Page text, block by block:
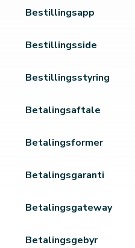
Bestillingsapp
Bestillingsside
Bestillingsstyring
Betalingsaftale
Betalingsformer
Betalingsgaranti
Betalingsgateway
Betalingsgebyr